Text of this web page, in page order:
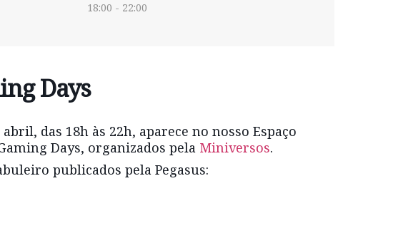
18:00 - 22:00
Days
das 18h às 22h, aparece no nosso Espaço
Days, organizados pela Miniversos.
publicados pela Pegasus: